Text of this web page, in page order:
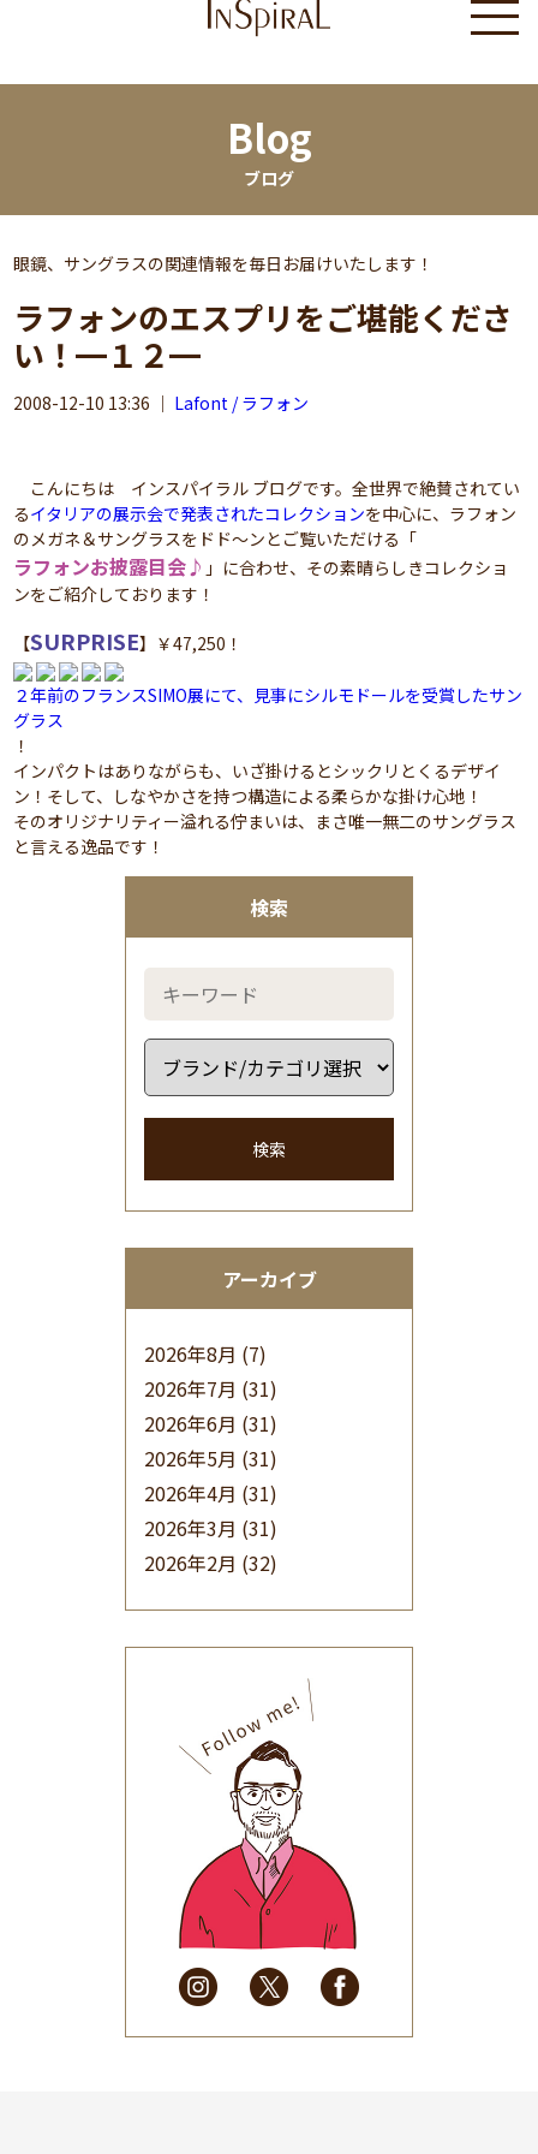
Blog
ブログ
検索
検索
アーカイブ
2026年8月 (7)
2026年7月 (31)
2026年6月 (31)
2026年5月 (31)
2026年4月 (31)
2026年3月 (31)
2026年2月 (32)
(32)
2025年9月(30)
2025年8月(31)
2025年7月(37)
2025年6月(48)
2025年5月
(41)
2025年4月
(32)
2025年3月(31)
2025年2月
(28)
2025年1月
(34)
眼鏡、サングラスの関連情報を毎日お届けいたします！
ラフォンのエスプリをご堪能くださ
い！━１２━
2008-12-10 13:36 ｜ Lafont / ラフォン
こんにちは インスパイラル ブログです。全世界で絶賛されてい
るイタリアの展示会で発表されたコレクションを中心に、ラフォン
のメガネ＆サングラスをドド～ンとご覧いただける「
ラフォンお披露目会♪ 」に合わせ、その素晴らしきコレクショ
ンをご紹介しております！
【SURPRISE】￥47,250！
２年前のフランスSIMO展にて、見事にシルモドールを受賞したサン
グラス
！
インパクトはありながらも、いざ掛けるとシックリとくるデザイ
ン！そして、しなやかさを持つ構造による柔らかな掛け心地！
そのオリジナリティー溢れる佇まいは、まさ唯一無二のサングラス
と言える逸品です！